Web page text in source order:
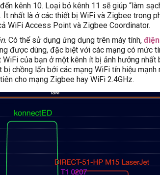
kênh 10. Loại bỏ kênh 11 sẽ giúp “làm
nhất là ở các thiết bị WiFi và Zigbee trong
WiFi Access Point và Zigbee Coordinator.
. Có thể sử dụng ứng dụng trên máy tính,
được dùng, đặc biệt với các mạng có mức
của bạn ở một kênh ít bị ảnh hưởng nhất
chồng lấn bởi các mạng WiFi tín hiệu
cho mạng Zigbee hay WiFi 2.4GHz.